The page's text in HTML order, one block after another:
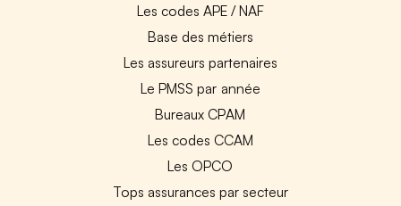
Les codes APE / NAF
Base des métiers
Les assureurs partenaires
Le PMSS par année
Bureaux CPAM
Les codes CCAM
Les OPCO
Tops assurances par secteur